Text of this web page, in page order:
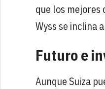
que los mejores
Wyss se inclina
Futuro e
Aunque Suiza